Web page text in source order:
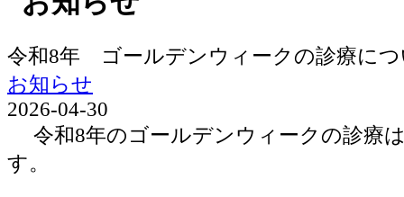
令和8年 ゴールデンウィークの診療に
お知らせ
2026-04-30
令和8年のゴールデンウィークの診療
す。